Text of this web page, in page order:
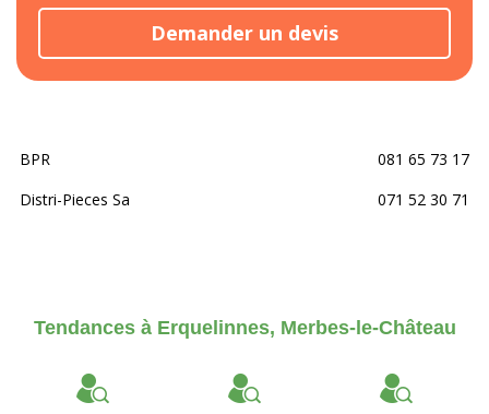
Demander un devis
BPR
081 65 73 17
Distri-Pieces Sa
071 52 30 71
Tendances à Erquelinnes, Merbes-le-Château